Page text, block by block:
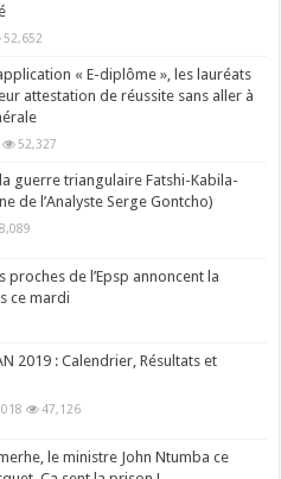
52,652
« E-diplôme », les lauréats
attestation de réussite sans aller à
52,327
guerre triangulaire Fatshi-Kabila-
de l’Analyste Serge Gontcho)
proches de l’Epsp annoncent la
ce mardi
2019 : Calendrier, Résultats et
47,126
le ministre John Ntumba ce